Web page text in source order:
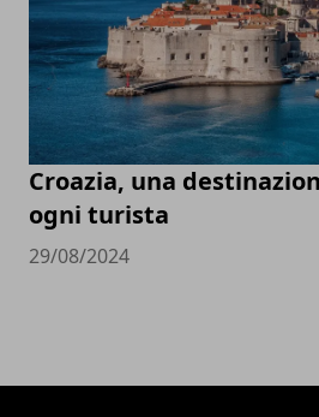
Croazia, una
ogni turista
29/08/2024